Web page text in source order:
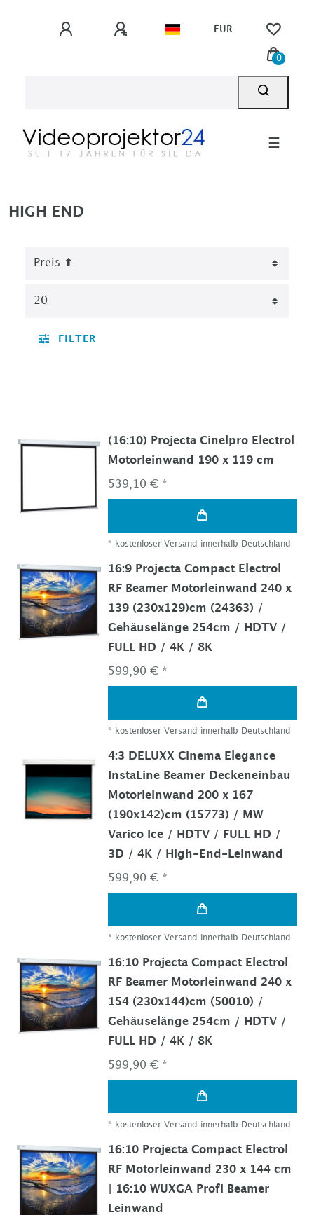
EUR
0
☰
HIGH END
FILTER
(16:10) Projecta Cinelpro Electrol
Motorleinwand 190 x 119 cm
539,10 € *
* kostenloser Versand innerhalb Deutschland
16:9 Projecta Compact Electrol
RF Beamer Motorleinwand 240 x
139 (230x129)cm (24363) /
Gehäuselänge 254cm / HDTV /
FULL HD / 4K / 8K
599,90 € *
* kostenloser Versand innerhalb Deutschland
4:3 DELUXX Cinema Elegance
InstaLine Beamer Deckeneinbau
Motorleinwand 200 x 167
(190x142)cm (15773) / MW
Varico Ice / HDTV / FULL HD /
3D / 4K / High-End-Leinwand
599,90 € *
* kostenloser Versand innerhalb Deutschland
16:10 Projecta Compact Electrol
RF Beamer Motorleinwand 240 x
154 (230x144)cm (50010) /
Gehäuselänge 254cm / HDTV /
FULL HD / 4K / 8K
599,90 € *
* kostenloser Versand innerhalb Deutschland
16:10 Projecta Compact Electrol
RF Motorleinwand 230 x 144 cm
| 16:10 WUXGA Profi Beamer
Leinwand